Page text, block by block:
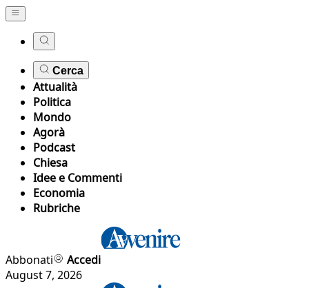
Cerca
Attualità
Politica
Mondo
Agorà
Podcast
Chiesa
Idee e Commenti
Economia
Rubriche
Abbonati
Accedi
August 7, 2026